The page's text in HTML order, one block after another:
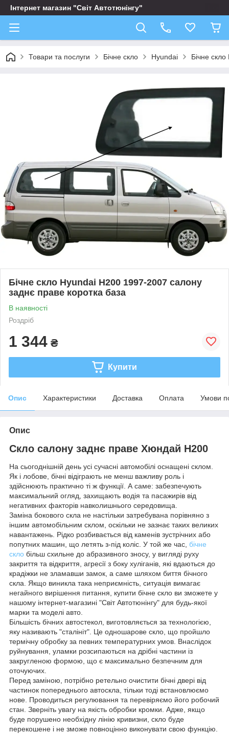
Інтернет магазин "Світ Автотюнінгу"
Товари та послуги Бічне скло Hyundai Бічне
Бічне скло Hyundai H200 1997-2007 салону
заднє праве коротка база
В наявності
Роздріб
1 344 ₴
Купити
Опис Характеристики Доставка Оплата Умови
Опис
Скло салону заднє праве Хюндай Н200
На сьогоднішній день усі сучасні автомобілі оснащені склом.
Як і лобове, бічні відіграють не менш важливу роль і
здійснюють практично ті ж функції. А саме: забезпечують
максимальний огляд, захищають водія та пасажирів від
негативних факторів навколишнього середовища.
Заміна бокового скла не настільки затребувана порівняно з
іншим автомобільним склом, оскільки не зазнає таких великих
навантажень. Рідко розбивається від каменів зустрічних або
попутних машин, що летять з-під коліс. У той же час, бічне
скло більш схильне до абразивного зносу, у вигляді руху
закриття та відкриття, агресії з боку хуліганів, які вдаються до
крадіжки не зламавши замок, а саме шляхом биття бічного
скла. Якщо виникла така неприємність, ситуація вимагає
негайного вирішення питання, купити бічне скло ви зможете у
нашому інтернет-магазині "Світ Автотюнінгу" для будь-якої
марки та моделі авто.
Більшість бічних автостекол, виготовляється за технологією,
яку називають "сталініт". Це одношарове скло, що пройшло
термічну обробку за певних температурних умов. Внаслідок
руйнування, уламки розсипаються на дрібні частини із
закругленою формою, що є максимально безпечним для
оточуючих.
Перед заміною, потрібно ретельно очистити бічні двері від
частинок попереднього автоскла, тільки тоді встановлюємо
нове. Проводиться регулювання та перевіряємо його робочий
стан. Зверніть увагу на якість обробки кромки. Адже, якщо
буде порушено необхідну лінію кривизни, скло буде
перекошене і не зможе повноцінно виконувати свою функцію.